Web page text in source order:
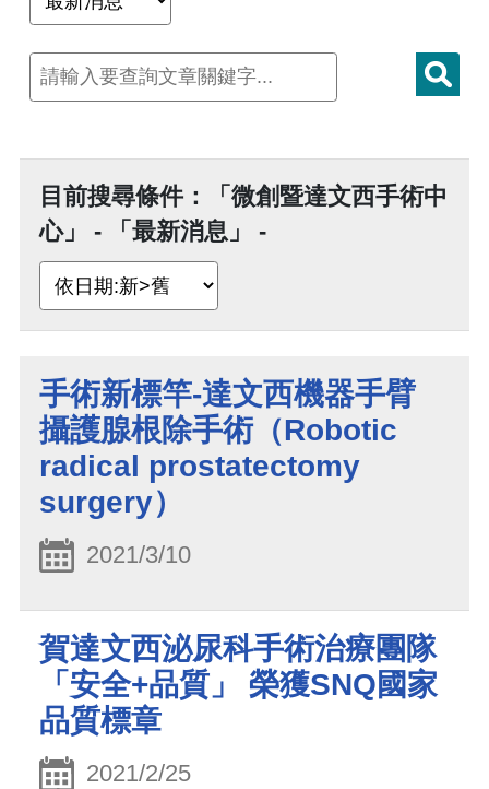
目前搜尋條件：「微創暨達文西手術中
心」 - 「最新消息」 -
手術新標竿-達文西機器手臂
攝護腺根除手術（Robotic
radical prostatectomy
surgery）
2021/3/10
賀達文西泌尿科手術治療團隊
「安全+品質」 榮獲SNQ國家
品質標章
2021/2/25